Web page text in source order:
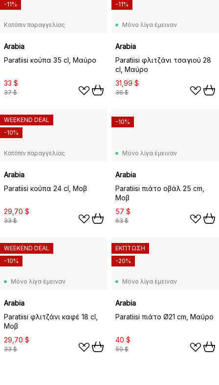
Κατόπιν παραγγελίας
Arabia
Paratiisi κούπα 35 cl, Μαύρο
33 $
37 $
-11%
Μόνο λίγα έμειναν
Arabia
Paratiisi φλιτζάνι τσαγιού 28
cl, Μαύρο
31,99 $
36 $
-11%
Κατόπιν παραγγελίας
Arabia
Paratiisi κούπα 24 cl, Μοβ
29,70 $
33 $
WEEKEND DEAL
-10%
Μόνο λίγα έμειναν
Arabia
Paratiisi πιάτο οβάλ 25 cm,
Μοβ
57 $
63 $
-10%
Μόνο λίγα έμειναν
Arabia
Paratiisi φλιτζάνι καφέ 18 cl,
Μοβ
29,70 $
33 $
WEEKEND DEAL
-10%
Μόνο λίγα έμειναν
Arabia
Paratiisi πιάτο Ø21 cm, Μαύρο
40 $
50 $
ΕΚΠΤΩΣΗ
-20%